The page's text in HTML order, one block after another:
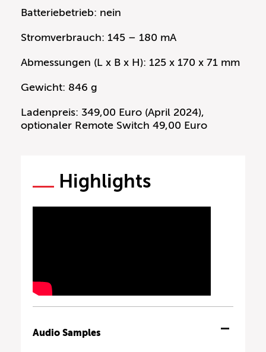
Batteriebetrieb: nein
Stromverbrauch: 145 – 180 mA
Abmessungen (L x B x H): 125 x 170 x 71 mm
Gewicht: 846 g
Ladenpreis: 349,00 Euro (April 2024),
optionaler Remote Switch 49,00 Euro
Highlights
Audio Samples